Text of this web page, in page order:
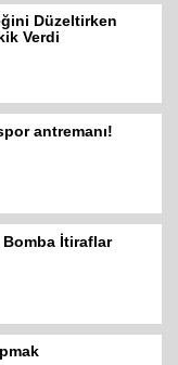
Düzeltirken
Verdi
antremanı!
Bomba İtiraflar